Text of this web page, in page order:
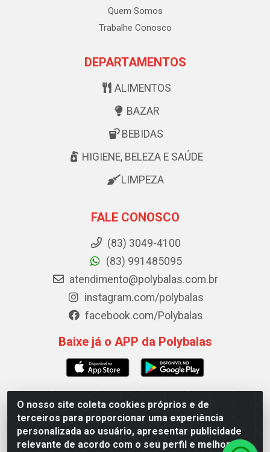
O nosso site coleta cookies próprios e de
terceiros para proporcionar uma experiência
personalizada ao usuário, apresentar publicidade
relevante de acordo com o seu perfil e melhorar a
Quem Somos
Trabalhe Conosco
DEPARTAMENTOS
ALIMENTOS
BAZAR
BEBIDAS
HIGIENE, BELEZA E SAÚDE
LIMPEZA
FALE CONOSCO
(83) 3049-4100
(83) 991485095
atendimento@polybalas.com.br
instagram.com/polybalas
facebook.com/Polybalas
Baixe já o APP da Polybalas
Polybalas - Rua João Miguel de Souza, 173 Galpão B -
Ernesto Geisel, João Pessoa/PB - CEP 58.075-075 - CNPJ
00.909.327/0002-61